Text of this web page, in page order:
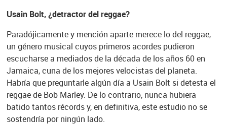
Usain Bolt, ¿detractor del reggae?
Paradójicamente y mención aparte merece lo del reggae,
un género musical cuyos primeros acordes pudieron
escucharse a mediados de la década de los años 60 en
Jamaica, cuna de los mejores velocistas del planeta.
Habría que preguntarle algún día a Usain Bolt si detesta el
reggae de Bob Marley. De lo contrario, nunca hubiera
batido tantos récords y, en definitiva, este estudio no se
sostendría por ningún lado.